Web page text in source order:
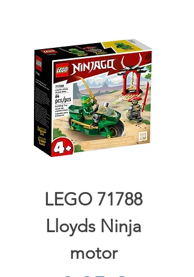
LEGO 71788
Lloyds Ninja
motor